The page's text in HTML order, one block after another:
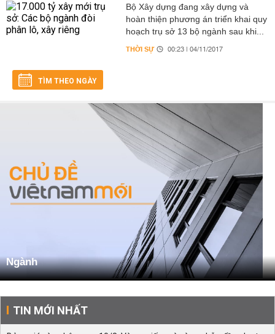
Bộ Xây dựng đang xây dựng và
hoàn thiện phương án triển khai quy
hoạch trụ sở 13 bộ ngành sau khi...
THỜI SỰ 00:23 | 04/11/2017
TÌM THEO NGÀY
Ngành
TIN MỚI NHẤT